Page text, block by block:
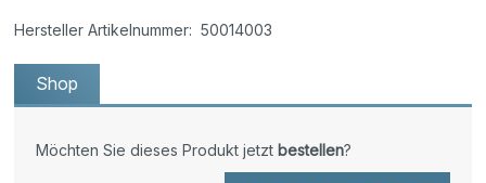
Hersteller Artikelnummer: 50014003
Shop
Möchten Sie dieses Produkt jetzt bestellen?